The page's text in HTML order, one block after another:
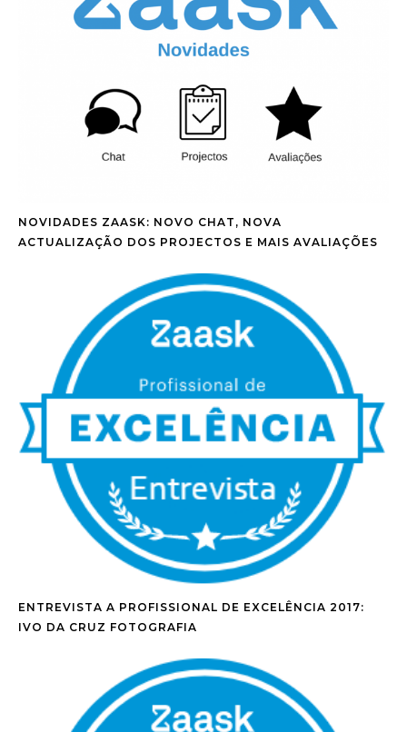
NOVIDADES ZAASK: NOVO CHAT, NOVA
ACTUALIZAÇÃO DOS PROJECTOS E MAIS AVALIAÇÕES
ENTREVISTA A PROFISSIONAL DE EXCELÊNCIA 2017:
IVO DA CRUZ FOTOGRAFIA